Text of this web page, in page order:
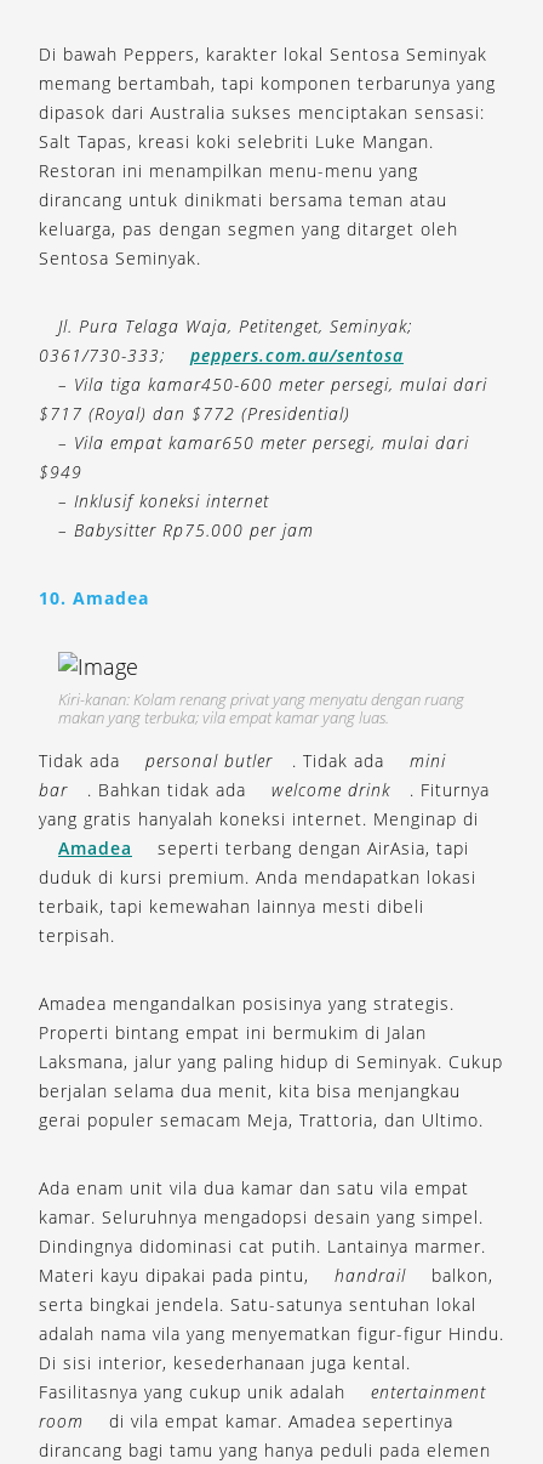
Di bawah Peppers, karakter lokal Sentosa Seminyak
memang bertambah, tapi komponen terbarunya yang
dipasok dari Australia sukses menciptakan sensasi:
Salt Tapas, kreasi koki selebriti Luke Mangan.
Restoran ini menampilkan menu-menu yang
dirancang untuk dinikmati bersama teman atau
keluarga, pas dengan segmen yang ditarget oleh
Sentosa Seminyak.
Jl. Pura Telaga Waja, Petitenget, Seminyak;
0361/730-333;
peppers.com.au/sentosa
– Vila tiga kamar450-600 meter persegi, mulai dari
$717 (Royal) dan $772 (Presidential)
– Vila empat kamar650 meter persegi, mulai dari
$949
– Inklusif koneksi internet
– Babysitter Rp75.000 per jam
10. Amadea
Kiri-kanan: Kolam renang privat yang menyatu dengan ruang
makan yang terbuka; vila empat kamar yang luas.
Tidak ada personal butler . Tidak ada
mini
bar
. Bahkan tidak ada welcome drink
. Fiturnya
yang gratis hanyalah koneksi internet. Menginap di
Amadea
seperti terbang dengan AirAsia, tapi
duduk di kursi premium. Anda mendapatkan lokasi
terbaik, tapi kemewahan lainnya mesti dibeli
terpisah.
Amadea mengandalkan posisinya yang strategis.
Properti bintang empat ini bermukim di Jalan
Laksmana, jalur yang paling hidup di Seminyak. Cukup
berjalan selama dua menit, kita bisa menjangkau
gerai populer semacam Meja, Trattoria, dan Ultimo.
Ada enam unit vila dua kamar dan satu vila empat
kamar. Seluruhnya mengadopsi desain yang simpel.
Dindingnya didominasi cat putih. Lantainya marmer.
Materi kayu dipakai pada pintu,
handrail
balkon,
serta bingkai jendela. Satu-satunya sentuhan lokal
adalah nama vila yang menyematkan figur-figur Hindu.
Di sisi interior, kesederhanaan juga kental.
Fasilitasnya yang cukup unik adalah
entertainment
room
di vila empat kamar. Amadea sepertinya
dirancang bagi tamu yang hanya peduli pada elemen